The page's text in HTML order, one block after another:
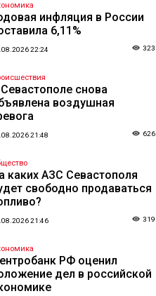
инфляция в России
6,11%
22:24 323
снова
воздушная
21:48 626
каких АЗС Севастополя
свободно продаваться
21:46 319
РФ оценил
дел в российской